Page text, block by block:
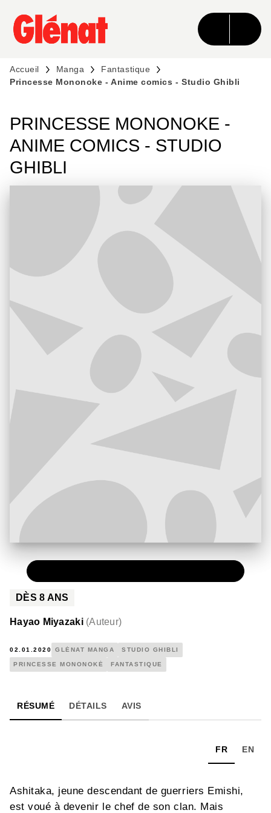
MENU RECHERCHE CONTENU
PIED DE PAGE
Accueil Manga
Fantastique
Princesse Mononoke - Anime comics - Studio Ghibli
PRINCESSE MONONOKE -
ANIME COMICS - STUDIO
GHIBLI
DÈS8 ANS
Hayao Miyazaki (Auteur)
02.01.2020 GLÉNAT MANGA STUDIO GHIBLI
PRINCESSE MONONOKÉ FANTASTIQUE
RÉSUMÉ DÉTAILS AVIS
FR EN
Ashitaka, jeune descendant de guerriers Emishi,
est voué à devenir le chef de son clan. Mais